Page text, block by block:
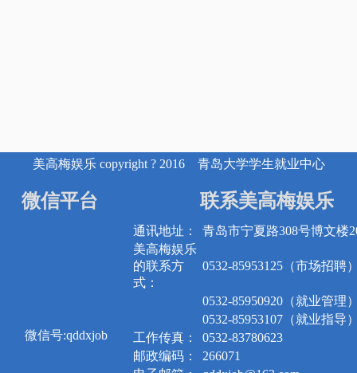
美高梅娱乐 copyright ? 2016 青岛大学学生就业中心
微信平台
微信号:qddxjob
联系美高梅娱乐
通讯地址：
青岛市宁夏路308号博文楼
美高梅娱乐
的联系方
式：
0532-85953125（市场招聘
0532-85950920（就业管理
0532-85953107（就业指导
工作传真：
0532-83780623
邮政编码：
266071